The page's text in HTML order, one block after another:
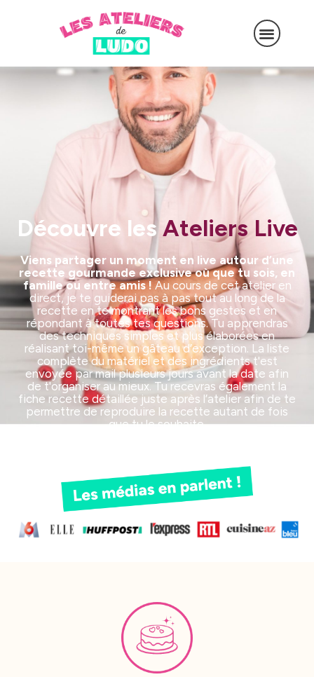
Découvre lesAteliers Live
Viens partager un moment en live autour d’une
recette gourmande exclusive où que tu sois, en
famille ou entre amis !Au cours de cet atelier en
direct, je te guiderai pas à pas tout au long de la
recette en te montrant les bons gestes et en
répondant à toutes tes questions. Tu apprendras
des techniques simples et plus élaborées en
réalisant toi-même un gâteau d’exception. La liste
complète du matériel et des ingrédients t'est
envoyée par mail plusieurs jours avant la date afin
de t'organiser au mieux. Tu recevras également la
fiche recette détaillée juste après l’atelier afin de te
permettre de reproduire la recette autant de fois
que tu le souhaite.